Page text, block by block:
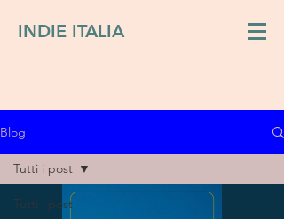
INDIE ITALIA
Blog
Tutti i post
Tutti i post